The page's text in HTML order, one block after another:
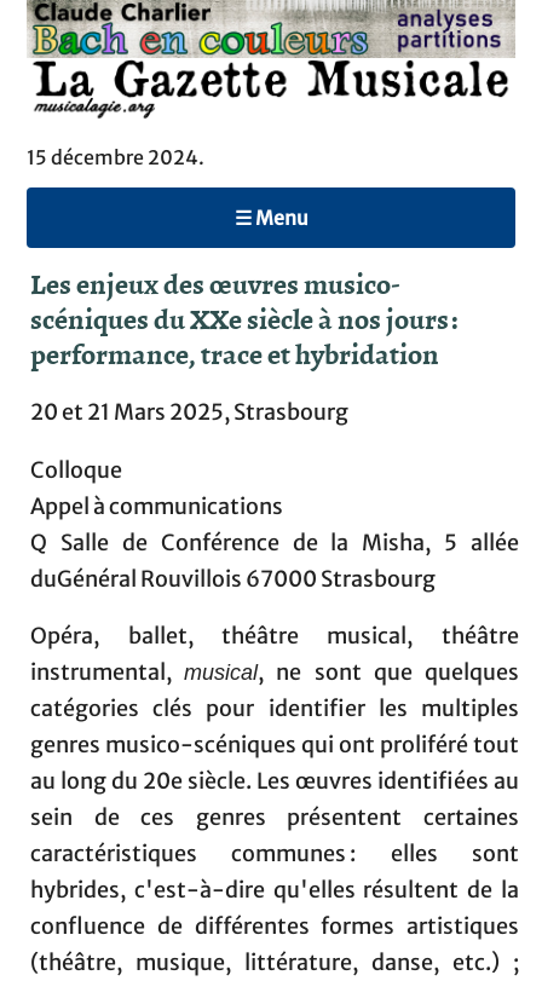
15 décembre 2024.
☰ Menu
Les enjeux des œuvres musico-
scéniques du XXe siècle à nos jours :
performance, trace et hybridation
20 et 21 Mars 2025, Strasbourg
Colloque
Appel à communications
Q Salle de Conférence de la Misha, 5 allée
duGénéral Rouvillois 67000 Strasbourg
Opéra, ballet, théâtre musical, théâtre
instrumental,musical, ne sont que quelques
catégories clés pour identifier les multiples
genres musico-scéniques qui ont proliféré tout
au long du 20e siècle. Les œuvres identifiées au
sein de ces genres présentent certaines
caractéristiques communes : elles sont
hybrides, c'est-à-dire qu'elles résultent de la
confluence de différentes formes artistiques
(théâtre, musique, littérature, danse, etc.) ;